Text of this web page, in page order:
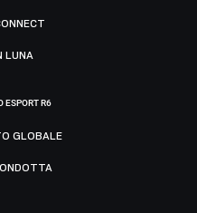
LUNA
ESPORT R6
GLOBALE